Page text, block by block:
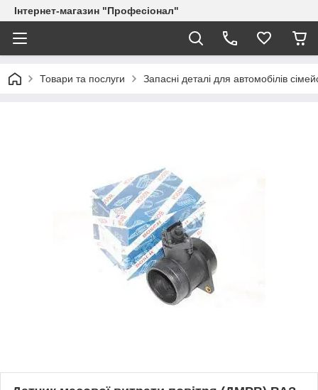
Інтернет-магазин "Професіонал"
Товари та послуги Запасні деталі для автомобілів